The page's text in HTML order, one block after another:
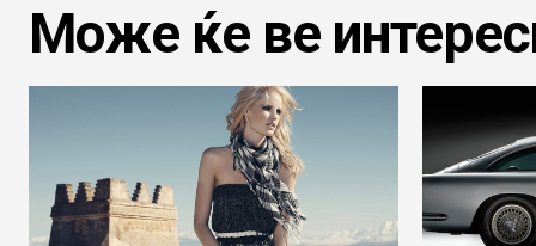
Може ќе ве